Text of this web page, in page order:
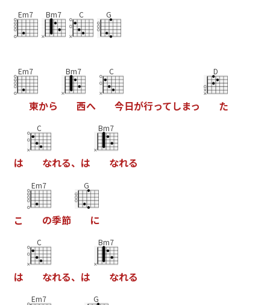
Em7 Bm7 C G
Em7
東から
Bm7
西へ
C
今日が行ってしまっ
D
た
は
C
なれる、 は
Bm7
なれる
こ
Em7
の季節
G
に
は
C
なれる、 は
Bm7
なれる
Em7 G